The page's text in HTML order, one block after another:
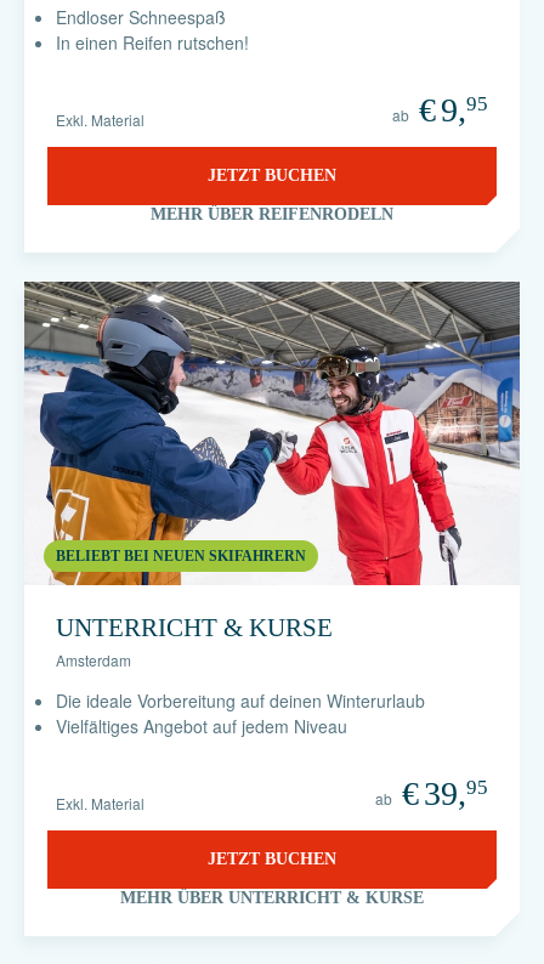
Endloser Schneespaß
In einen Reifen rutschen!
Exkl. Material ab €9,95
JETZT BUCHEN
MEHR ÜBER REIFENRODELN
BELIEBT BEI NEUEN SKIFAHRERN
UNTERRICHT & KURSE
Amsterdam
Die ideale Vorbereitung auf deinen Winterurlaub
Vielfältiges Angebot auf jedem Niveau
Exkl. Material ab €39,95
JETZT BUCHEN
MEHR ÜBER UNTERRICHT & KURSE